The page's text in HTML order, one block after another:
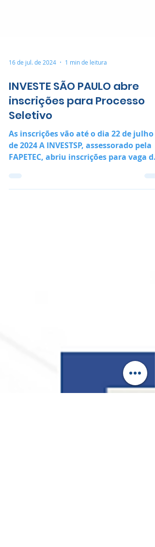
16 de jul. de 2024 1 min de leitura
INVESTE SÃO PAULO abre
inscrições para Processo
Seletivo
de 2024 A INVESTSP, assessorado pela
FAPETEC, abriu inscrições para vaga de